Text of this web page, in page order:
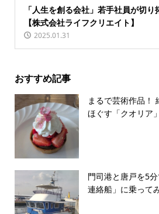
「人生を創る会社」若手社員が切
【株式会社ライフクリエイト】
2025.01.31
おすすめ記事
まるで芸術作品！
ほぐす「クオリア
門司港と唐戸を5
連絡船」に乗って